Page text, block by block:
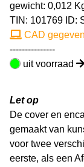
gewicht: 0,012
TIN: 101769 ID:
CAD
---------------
uit voorraad
Let op
De cover en
gemaakt van
voor twee
eerste, als een